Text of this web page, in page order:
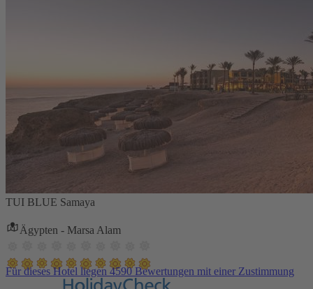
TUI BLUE Samaya
Ägypten - Marsa Alam
Für dieses Hotel liegen 4590 Bewertungen mit einer Zustimmung